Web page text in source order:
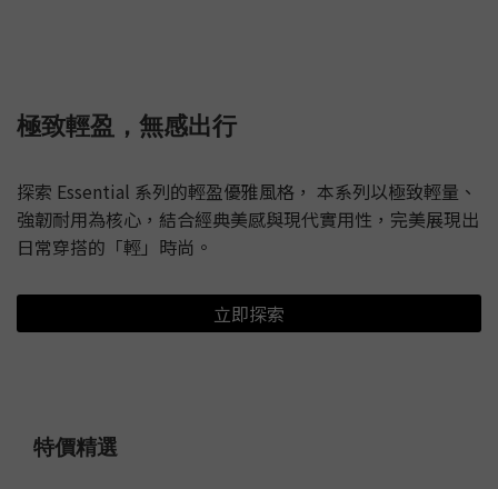
極致輕盈，無感出行
探索 Essential 系列的輕盈優雅風格， 本系列以極致輕量、
強韌耐用為核心，結合經典美感與現代實用性，完美展現出
日常穿搭的「輕」時尚。
立即探索
特價精選